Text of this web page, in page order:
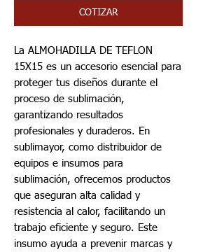
COTIZAR
La ALMOHADILLA DE TEFLON
15X15 es un accesorio esencial para
proteger tus diseños durante el
proceso de sublimación,
garantizando resultados
profesionales y duraderos. En
sublimayor, como distribuidor de
equipos e insumos para
sublimación, ofrecemos productos
que aseguran alta calidad y
resistencia al calor, facilitando un
trabajo eficiente y seguro. Este
insumo ayuda a prevenir marcas y